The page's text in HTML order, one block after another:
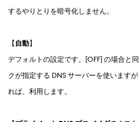
するやりとりを暗号化しません。
【 自動】
デフォルトの設定です。[OFF] の場合と
クが指定する DNS サーバーを使います
れば、利用します。